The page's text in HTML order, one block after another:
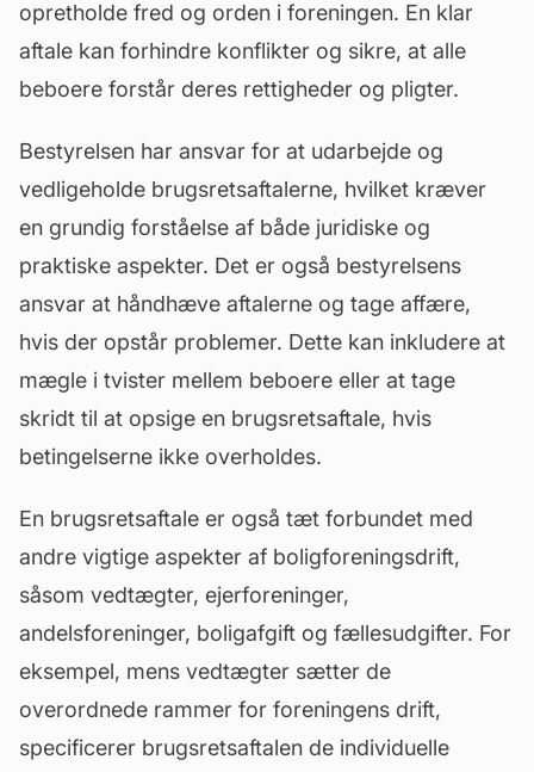
opretholde fred og orden i foreningen. En klar
aftale kan forhindre konflikter og sikre, at alle
beboere forstår deres rettigheder og pligter.
Bestyrelsen har ansvar for at udarbejde og
vedligeholde brugsretsaftalerne, hvilket kræver
en grundig forståelse af både juridiske og
praktiske aspekter. Det er også bestyrelsens
ansvar at håndhæve aftalerne og tage affære,
hvis der opstår problemer. Dette kan inkludere at
mægle i tvister mellem beboere eller at tage
skridt til at opsige en brugsretsaftale, hvis
betingelserne ikke overholdes.
En brugsretsaftale er også tæt forbundet med
andre vigtige aspekter af boligforeningsdrift,
såsom vedtægter, ejerforeninger,
andelsforeninger, boligafgift og fællesudgifter. For
eksempel, mens vedtægter sætter de
overordnede rammer for foreningens drift,
specificerer brugsretsaftalen de individuelle